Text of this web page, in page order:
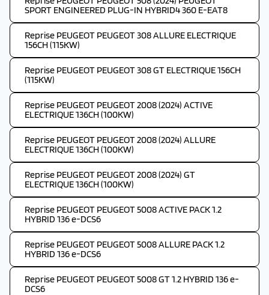
SPORT ENGINEERED PLUG-IN HYBRID4 360 E-EAT8
Reprise PEUGEOT PEUGEOT 308 ALLURE ELECTRIQUE
156CH (115KW)
Reprise PEUGEOT PEUGEOT 308 GT ELECTRIQUE 156CH
(115KW)
Reprise PEUGEOT PEUGEOT 2008 (2024) ACTIVE
ELECTRIQUE 136CH (100KW)
Reprise PEUGEOT PEUGEOT 2008 (2024) ALLURE
ELECTRIQUE 136CH (100KW)
Reprise PEUGEOT PEUGEOT 2008 (2024) GT
ELECTRIQUE 136CH (100KW)
Reprise PEUGEOT PEUGEOT 5008 ACTIVE PACK 1.2
HYBRID 136 e-DCS6
Reprise PEUGEOT PEUGEOT 5008 ALLURE PACK 1.2
HYBRID 136 e-DCS6
Reprise PEUGEOT PEUGEOT 5008 GT 1.2 HYBRID 136 e-
DCS6